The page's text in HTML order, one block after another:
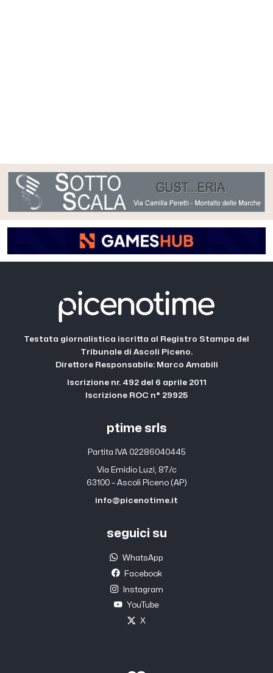
Testata giornalistica iscritta al Registro Stampa del
Tribunale di Ascoli Piceno.
Direttore Responsabile: Marco Amabili
Iscrizione nr. 492 del 6 aprile 2011
Iscrizione ROC n° 29925
ptime srls
Partita IVA 02286040445
Via Emidio Luzi, 87/c
63100 – Ascoli Piceno (AP)
info@picenotime.it
seguici su
WhatsApp
Facebook
Instagram
YouTube
X